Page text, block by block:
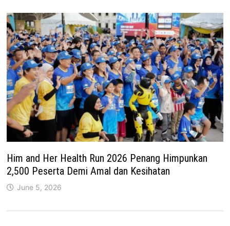
Him and Her Health Run 2026 Penang Himpunkan
2,500 Peserta Demi Amal dan Kesihatan
June 5, 2026